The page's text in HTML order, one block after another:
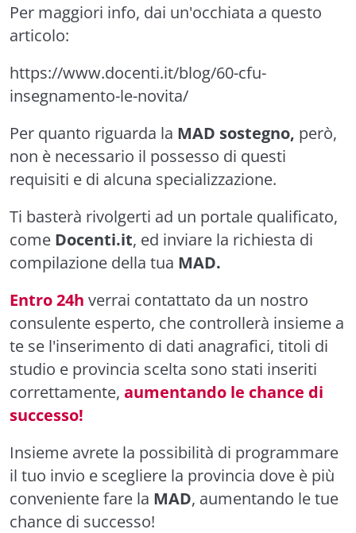
Per maggiori info, dai un'occhiata a questo
articolo:
https://www.docenti.it/blog/60-cfu-
insegnamento-le-novita/
Per quanto riguarda la MAD sostegno, però,
non è necessario il possesso di questi
requisiti e di alcuna specializzazione.
Ti basterà rivolgerti ad un portale qualificato,
come Docenti.it, ed inviare la richiesta di
compilazione della tua MAD.
Entro 24h verrai contattato da un nostro
consulente esperto, che controllerà insieme a
te se l'inserimento di dati anagrafici, titoli di
studio e provincia scelta sono stati inseriti
correttamente, aumentando le chance di
successo!
Insieme avrete la possibilità di programmare
il tuo invio e scegliere la provincia dove è più
conveniente fare la MAD, aumentando le tue
chance di successo!